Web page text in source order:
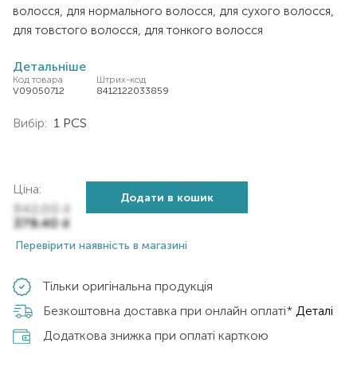
волосся для нормального волосся для сухого волосся
для товстого волосся для тонкого волосся
Детальніше
Код товара
V09050712
Штрих-код
8412122033859
Вибір: 1 PCS
Ціна:
542,00
379,40₴
Додати в кошик
Перевірити наявність в магазині
Тільки оригінальна продукція
Безкоштовна доставка при онлайн оплаті* Деталі
Додаткова знижка при оплаті карткою